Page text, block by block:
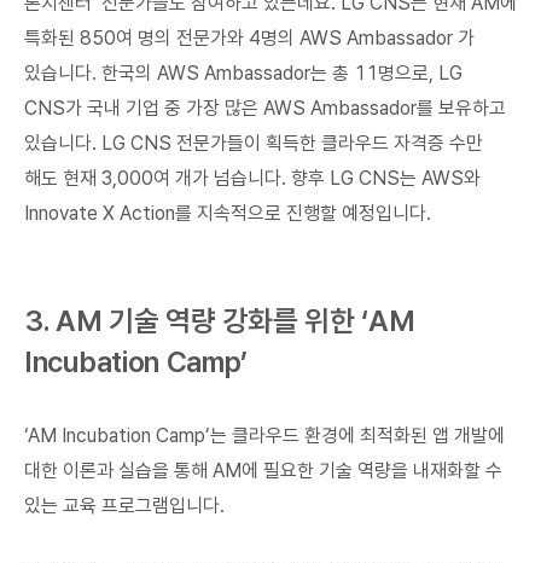
특화된 850여 명의 전문가와 4명의 AWS Ambassador 가
있습니다. 한국의 AWS Ambassador는 총 11명으로, LG
CNS가 국내 기업 중 가장 많은 AWS Ambassador를 보유하고
있습니다. LG CNS 전문가들이 획득한 클라우드 자격증 수만
해도 현재 3,000여 개가 넘습니다. 향후 LG CNS는 AWS와
Innovate X Action를 지속적으로 진행할 예정입니다.
3. AM 기술 역량 강화를 위한 ‘AM
Incubation Camp’
‘AM Incubation Camp’는 클라우드 환경에 최적화된 앱 개발에
대한 이론과 실습을 통해 AM에 필요한 기술 역량을 내재화할 수
있는 교육 프로그램입니다.